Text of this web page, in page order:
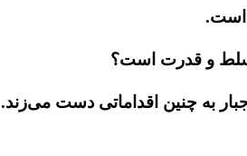
است.
مسلط و قدرت است؟
به چنین اقداماتی دست می‌زند.